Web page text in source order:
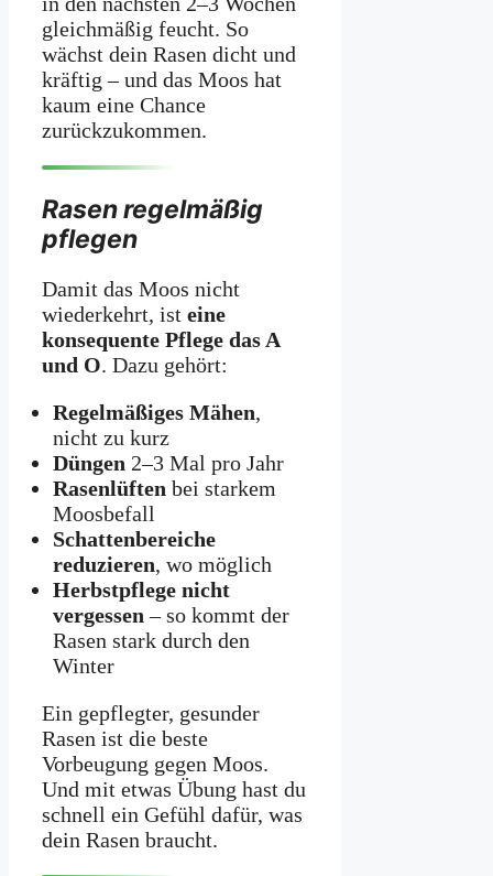
gleichmäßig feucht. So
wächst dein Rasen dicht und
kräftig – und das Moos hat
kaum eine Chance
zurückzukommen.
Rasen regelmäßig
pflegen
Damit das Moos nicht
wiederkehrt, ist eine
konsequente Pflege das A
und O. Dazu gehört:
Regelmäßiges Mähen,
nicht zu kurz
Düngen 2–3 Mal pro Jahr
Rasenlüften bei starkem
Moosbefall
Schattenbereiche
reduzieren, wo möglich
Herbstpflege nicht
vergessen – so kommt der
Rasen stark durch den
Winter
Ein gepflegter, gesunder
Rasen ist die beste
Vorbeugung gegen Moos.
Und mit etwas Übung hast du
schnell ein Gefühl dafür, was
dein Rasen braucht.